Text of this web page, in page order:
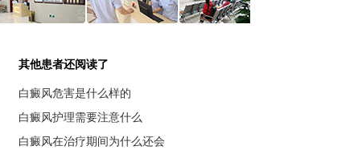
其他患者还阅读了
白癜风危害是什么样的
白癜风护理需要注意什么
白癜风在治疗期间为什么还会